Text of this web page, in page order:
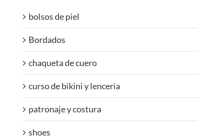
bolsos de piel
Bordados
chaqueta de cuero
curso de bikini y lenceria
patronaje y costura
shoes